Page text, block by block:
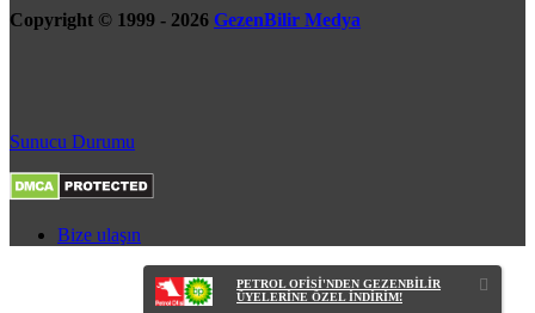
Copyright © 1999 - 2026 GezenBilir Medya
Sunucu Durumu
Bize ulaşın
PETROL OFİSİ'NDEN GEZENBİLİR
ÜYELERİNE ÖZEL İNDİRİM!